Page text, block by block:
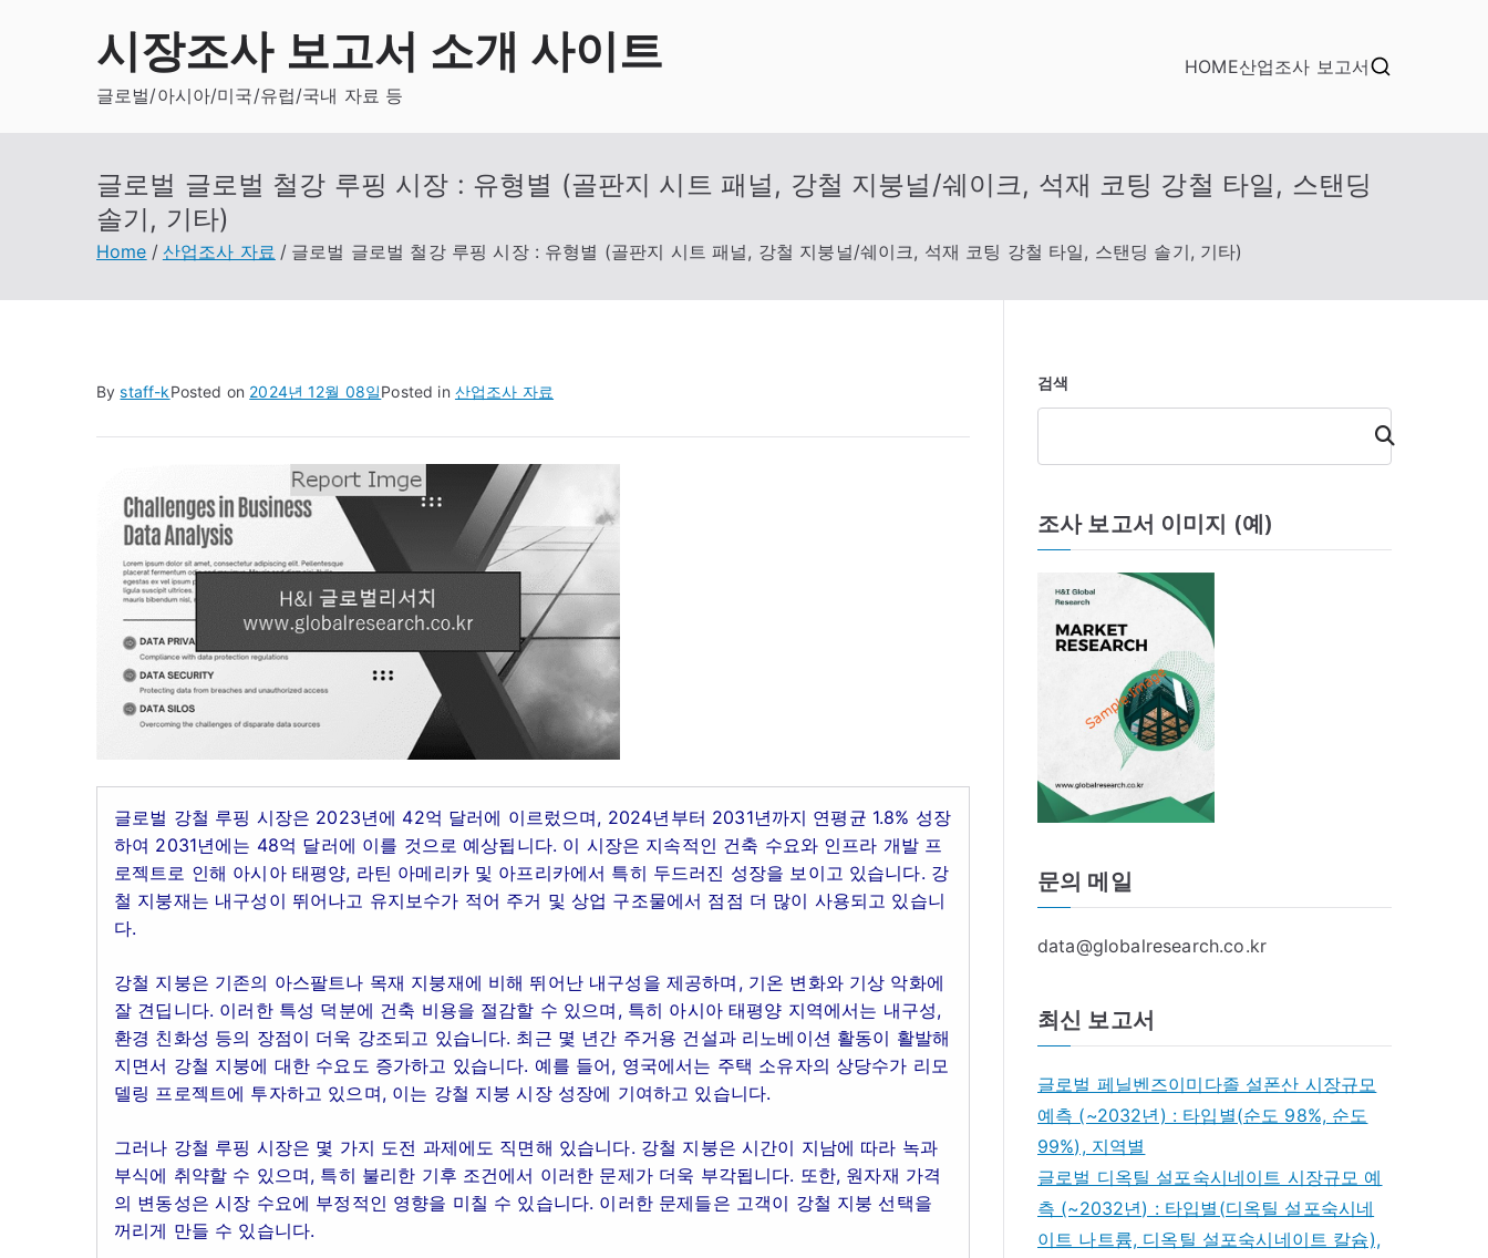
시장조사 보고서 소개 사이트
글로벌/아시아/미국/유럽/국내 자료 등
HOME산업조사 보고서
글로벌 글로벌 철강 루핑 시장 : 유형별 (골판지 시트 패널, 강철 지붕널/쉐이크, 석재 코팅 강철 타일, 스탠딩
솔기, 기타)
Home 산업조사 자료 글로벌 글로벌 철강 루핑 시장 : 유형별 (골판지 시트 패널, 강철 지붕널/쉐이크, 석재 코팅 강철 타일, 스탠딩 솔기, 기타)
Bystaff-kPosted on 2024년 12월 08일Posted in 산업조사 자료
글로벌 강철 루핑 시장은 2023년에 42억 달러에 이르렀으며, 2024년부터 2031년까지 연평균 1.8% 성장
하여 2031년에는 48억 달러에 이를 것으로 예상됩니다. 이 시장은 지속적인 건축 수요와 인프라 개발 프
로젝트로 인해 아시아 태평양, 라틴 아메리카 및 아프리카에서 특히 두드러진 성장을 보이고 있습니다. 강
철 지붕재는 내구성이 뛰어나고 유지보수가 적어 주거 및 상업 구조물에서 점점 더 많이 사용되고 있습니
다.
강철 지붕은 기존의 아스팔트나 목재 지붕재에 비해 뛰어난 내구성을 제공하며, 기온 변화와 기상 악화에
잘 견딥니다. 이러한 특성 덕분에 건축 비용을 절감할 수 있으며, 특히 아시아 태평양 지역에서는 내구성,
환경 친화성 등의 장점이 더욱 강조되고 있습니다. 최근 몇 년간 주거용 건설과 리노베이션 활동이 활발해
지면서 강철 지붕에 대한 수요도 증가하고 있습니다. 예를 들어, 영국에서는 주택 소유자의 상당수가 리모
델링 프로젝트에 투자하고 있으며, 이는 강철 지붕 시장 성장에 기여하고 있습니다.
그러나 강철 루핑 시장은 몇 가지 도전 과제에도 직면해 있습니다. 강철 지붕은 시간이 지남에 따라 녹과
부식에 취약할 수 있으며, 특히 불리한 기후 조건에서 이러한 문제가 더욱 부각됩니다. 또한, 원자재 가격
의 변동성은 시장 수요에 부정적인 영향을 미칠 수 있습니다. 이러한 문제들은 고객이 강철 지붕 선택을
꺼리게 만들 수 있습니다.
검색
검
색
조사 보고서 이미지 (예)
문의 메일
data@globalresearch.co.kr
최신 보고서
글로벌 페닐벤즈이미다졸 설폰산 시장규모
예측 (~2032년) : 타입별(순도 98%, 순도
99%), 지역별
글로벌 디옥틸 설포숙시네이트 시장규모 예
측 (~2032년) : 타입별(디옥틸 설포숙시네
이트 나트륨, 디옥틸 설포숙시네이트 칼슘),